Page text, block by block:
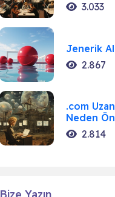
3.033
Jenerik
2.867
.com
Neden
2.814